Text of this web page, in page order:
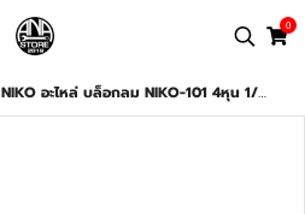
0
NIKO อะไหล่ บล็อกลม NIKO-101 4หุน 1/2" อะไหล่แท้100%